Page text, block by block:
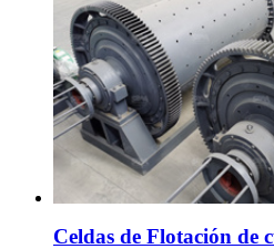
Celdas de Flotación de